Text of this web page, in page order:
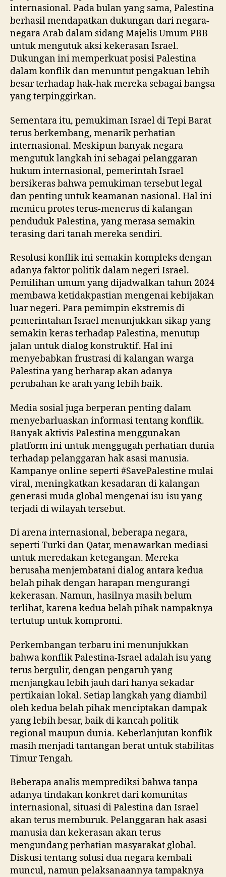
internasional. Pada bulan yang sama, Palestina
berhasil mendapatkan dukungan dari negara-
negara Arab dalam sidang Majelis Umum PBB
untuk mengutuk aksi kekerasan Israel.
Dukungan ini memperkuat posisi Palestina
dalam konflik dan menuntut pengakuan lebih
besar terhadap hak-hak mereka sebagai bangsa
yang terpinggirkan.
Sementara itu, pemukiman Israel di Tepi Barat
terus berkembang, menarik perhatian
internasional. Meskipun banyak negara
mengutuk langkah ini sebagai pelanggaran
hukum internasional, pemerintah Israel
bersikeras bahwa pemukiman tersebut legal
dan penting untuk keamanan nasional. Hal ini
memicu protes terus-menerus di kalangan
penduduk Palestina, yang merasa semakin
terasing dari tanah mereka sendiri.
Resolusi konflik ini semakin kompleks dengan
adanya faktor politik dalam negeri Israel.
Pemilihan umum yang dijadwalkan tahun 2024
membawa ketidakpastian mengenai kebijakan
luar negeri. Para pemimpin ekstremis di
pemerintahan Israel menunjukkan sikap yang
semakin keras terhadap Palestina, menutup
jalan untuk dialog konstruktif. Hal ini
menyebabkan frustrasi di kalangan warga
Palestina yang berharap akan adanya
perubahan ke arah yang lebih baik.
Media sosial juga berperan penting dalam
menyebarluaskan informasi tentang konflik.
Banyak aktivis Palestina menggunakan
platform ini untuk menggugah perhatian dunia
terhadap pelanggaran hak asasi manusia.
Kampanye online seperti #SavePalestine mulai
viral, meningkatkan kesadaran di kalangan
generasi muda global mengenai isu-isu yang
terjadi di wilayah tersebut.
Di arena internasional, beberapa negara,
seperti Turki dan Qatar, menawarkan mediasi
untuk meredakan ketegangan. Mereka
berusaha menjembatani dialog antara kedua
belah pihak dengan harapan mengurangi
kekerasan. Namun, hasilnya masih belum
terlihat, karena kedua belah pihak nampaknya
tertutup untuk kompromi.
Perkembangan terbaru ini menunjukkan
bahwa konflik Palestina-Israel adalah isu yang
terus bergulir, dengan pengaruh yang
menjangkau lebih jauh dari hanya sekadar
pertikaian lokal. Setiap langkah yang diambil
oleh kedua belah pihak menciptakan dampak
yang lebih besar, baik di kancah politik
regional maupun dunia. Keberlanjutan konflik
masih menjadi tantangan berat untuk stabilitas
Timur Tengah.
Beberapa analis memprediksi bahwa tanpa
adanya tindakan konkret dari komunitas
internasional, situasi di Palestina dan Israel
akan terus memburuk. Pelanggaran hak asasi
manusia dan kekerasan akan terus
mengundang perhatian masyarakat global.
Diskusi tentang solusi dua negara kembali
muncul, namun pelaksanaannya tampaknya